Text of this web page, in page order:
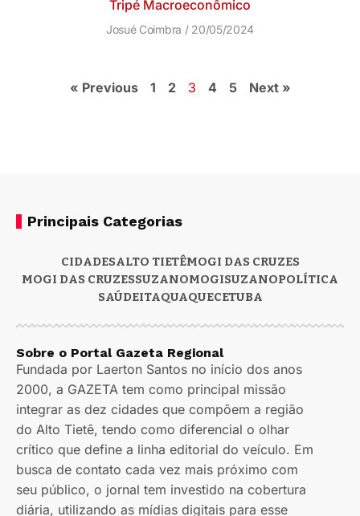
Tripé Macroeconômico
Josué Coimbra 20/05/2024
« Previous 1 2 3 4 5 Next »
Principais Categorias
CIDADESALTO TIETÊMOGI DAS CRUZES
MOGI DAS CRUZESSUZANOMOGISUZANOPOLÍTICA
SAÚDEITAQUAQUECETUBA
Sobre o Portal Gazeta Regional
Fundada por Laerton Santos no início dos anos
2000, a GAZETA tem como principal missão
integrar as dez cidades que compõem a região
do Alto Tietê, tendo como diferencial o olhar
crítico que define a linha editorial do veículo. Em
busca de contato cada vez mais próximo com
seu público, o jornal tem investido na cobertura
diária, utilizando as mídias digitais para esse